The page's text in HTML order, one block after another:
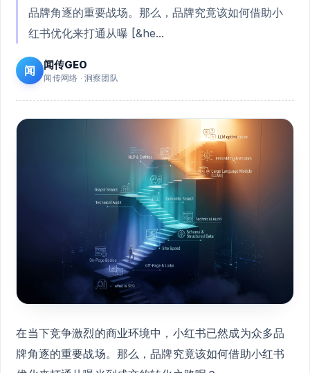
品牌角逐的重要战场。那么，品牌究竟该如何借助小
红书优化来打通从曝 [&he...
闻 闻传GEO
闻传网络 · 洞察团队
在当下竞争激烈的商业环境中，小红书已然成为众多品
牌角逐的重要战场。那么，品牌究竟该如何借助小红书